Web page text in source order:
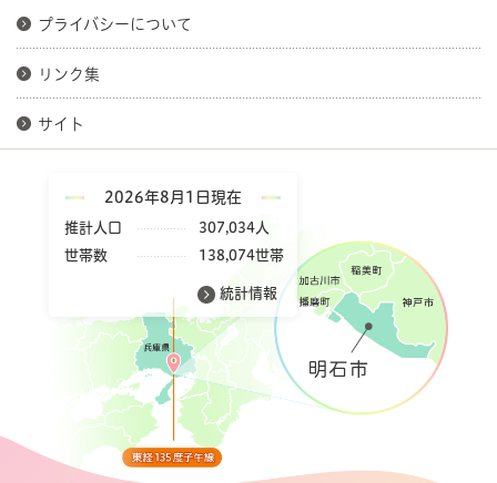
プライバシーについて
リンク集
サイト
2026年8月1日現在
推計人口
307,034人
世帯数
138,074世帯
統計情報